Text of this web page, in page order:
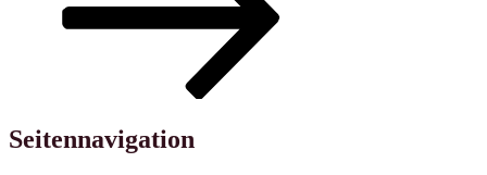
Seitennavigation